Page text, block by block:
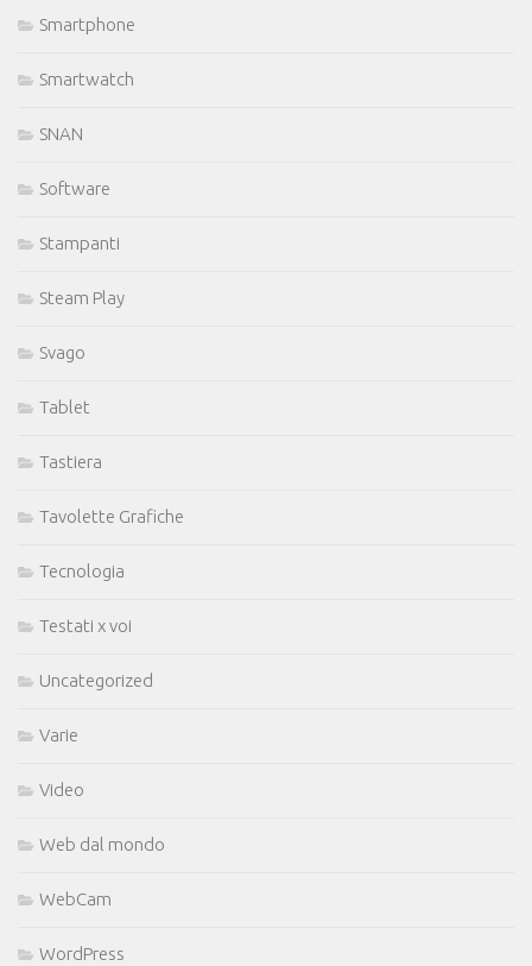
Smartphone
Smartwatch
SNAN
Software
Stampanti
Steam Play
Svago
Tablet
Tastiera
Tavolette Grafiche
Tecnologia
Testati x voi
Uncategorized
Varie
Video
Web dal mondo
WebCam
WordPress